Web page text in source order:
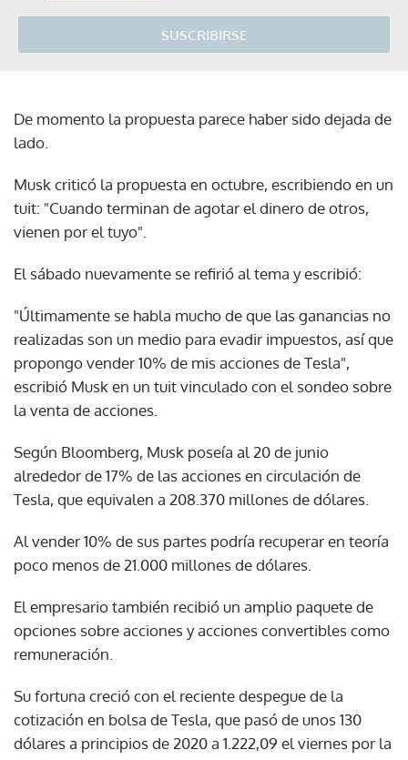
SUSCRIBIRSE
De momento la propuesta parece haber sido dejada de
lado.
Musk criticó la propuesta en octubre, escribiendo en un
tuit: "Cuando terminan de agotar el dinero de otros,
vienen por el tuyo".
El sábado nuevamente se refirió al tema y escribió:
"Últimamente se habla mucho de que las ganancias no
realizadas son un medio para evadir impuestos, así que
propongo vender 10% de mis acciones de Tesla",
escribió Musk en un tuit vinculado con el sondeo sobre
la venta de acciones.
Según Bloomberg, Musk poseía al 20 de junio
alrededor de 17% de las acciones en circulación de
Tesla, que equivalen a 208.370 millones de dólares.
Al vender 10% de sus partes podría recuperar en teoría
poco menos de 21.000 millones de dólares.
El empresario también recibió un amplio paquete de
opciones sobre acciones y acciones convertibles como
remuneración.
Su fortuna creció con el reciente despegue de la
cotización en bolsa de Tesla, que pasó de unos 130
dólares a principios de 2020 a 1.222,09 el viernes por la